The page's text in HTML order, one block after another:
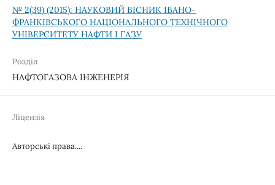
№ 2(39) (2015): НАУКОВИЙ ВІСНИК ІВАНО-
ФРАНКІВСЬКОГО НАЦІОНАЛЬНОГО ТЕХНІЧНОГО
УНІВЕРСИТЕТУ НАФТИ І ГАЗУ
Розділ
НАФТОГАЗОВА ІНЖЕНЕРІЯ
Ліцензія
Авторські права....